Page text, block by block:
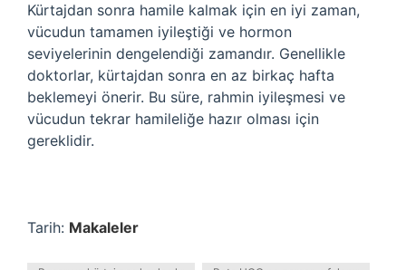
Kürtajdan sonra hamile kalmak için en iyi zaman,
vücudun tamamen iyileştiği ve hormon
seviyelerinin dengelendiği zamandır. Genellikle
doktorlar, kürtajdan sonra en az birkaç hafta
beklemeyi önerir. Bu süre, rahmin iyileşmesi ve
vücudun tekrar hamileliğe hazır olması için
gereklidir.
Tarih: Makaleler